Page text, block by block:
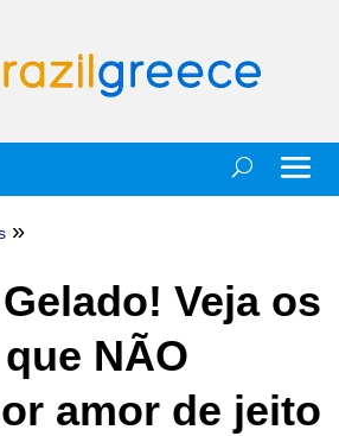
»
Veja os
NÃO
amor de jeito